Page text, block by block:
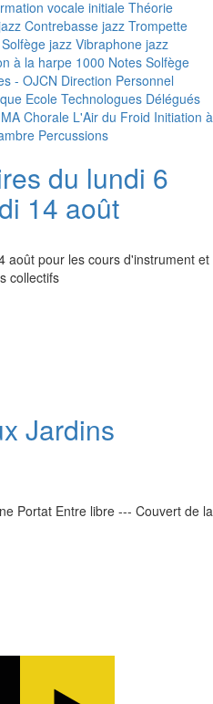
vocale initialeThéorie
Contrebasse jazz Trompette
Solfège jazz Vibraphone jazz
à la harpe 1000 Notes Solfège
- OJCN Direction Personnel
Ecole Technologues Délégués
Chorale L'Air du Froid Initiation à
Percussions
du lundi 6
14 août
août pour les cours d'instrument et
collectifs
Jardins
Portat Entre libre --- Couvert de la